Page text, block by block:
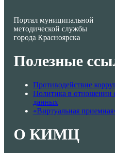
Портал муниципальной
методической службы
города Красноярска
Полезные
Противодействие
Политика в отношении
данных
«Виртуальная
О КИМЦ